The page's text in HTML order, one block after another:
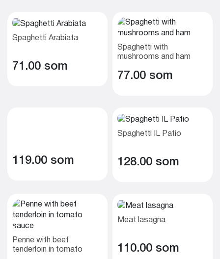
Spaghetti Arabiata
71.00 som
Spaghetti with
mushrooms and ham
77.00 som
119.00 som
Spaghetti IL Patio
128.00 som
Penne with beef
tenderloin in tomato
Meat lasagna
110.00 som